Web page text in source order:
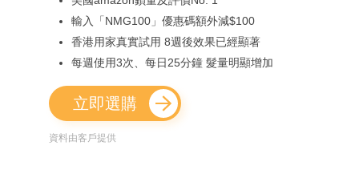
輸入「NMG100」優惠碼額外減$100
香港用家真實試用 8週後效果已經顯著
每週使用3次、每日25分鐘 髮量明顯增加
立即選購
資料由客戶提供